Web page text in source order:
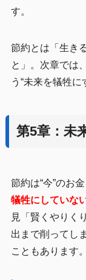
す。
節約とは「生き
と」。次章では
う“未来を犠牲に
第5章：未
節約は“今”のお
犠牲にしていな
見「賢くやりく
出まで削ってし
こともあります。